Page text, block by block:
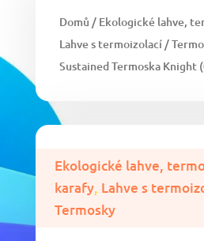
Domů / Ekologické lahve,
Lahve s termoizolací/
Sustained Termoska Knight
Ekologické lahve,
karafy, Lahve s
Termosky